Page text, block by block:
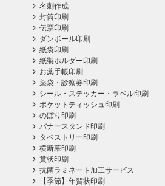
名刺作成
封筒印刷
伝票印刷
ダンボール印刷
紙袋印刷
紙製ホルダー印刷
お薬手帳印刷
薬袋・診察券印刷
シール・ステッカー・ラベル印刷
ポケットティッシュ印刷
のぼり印刷
バナースタンド印刷
タペストリー印刷
横断幕印刷
賞状印刷
抗菌ラミネート加工サービス
【季節】年賀状印刷